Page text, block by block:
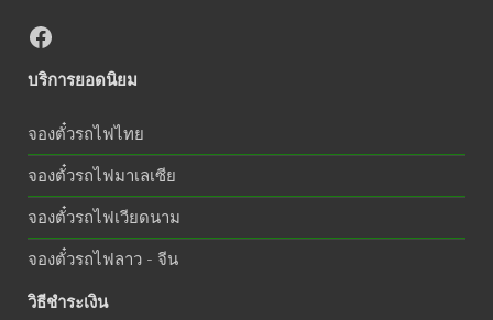
บริการยอดนิยม
จองตั๋วรถไฟไทย
จองตั๋วรถไฟมาเลเซีย
จองตั๋วรถไฟเวียดนาม
จองตั๋วรถไฟลาว - จีน
วิธีชำระเงิน